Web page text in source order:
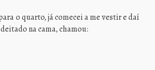
o quarto, já comecei a me vestir e daí
na cama, chamou: